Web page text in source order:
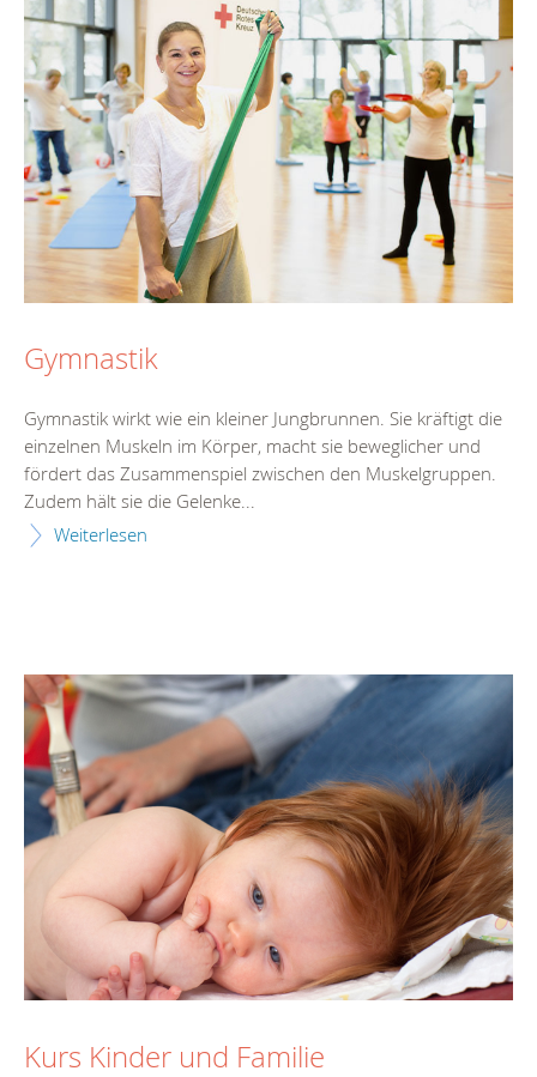
Gymnastik
Gymnastik wirkt wie ein kleiner Jungbrunnen. Sie kräftigt die
einzelnen Muskeln im Körper, macht sie beweglicher und
fördert das Zusammenspiel zwischen den Muskelgruppen.
Zudem hält sie die Gelenke...
Weiterlesen
Kurs Kinder und Familie